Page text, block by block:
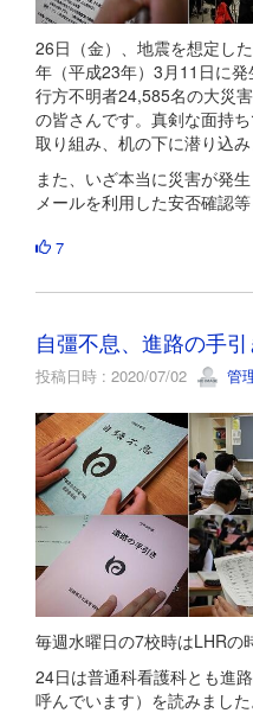
26日（金）、地震を想定し
年（平成23年）3月11日に発
行方不明者24,585名の大災
の皆さんです。真剣な面持
取り組み、机の下に潜り込み
また、いざ本当に災害が発
メールを利用した安否確認等
7
自彊不息、進路の手
投稿日時 : 2020/07/02 管
毎週水曜日の7校時はLHRの
24日は普通科看護科とも進
呼んでいます）を読みました